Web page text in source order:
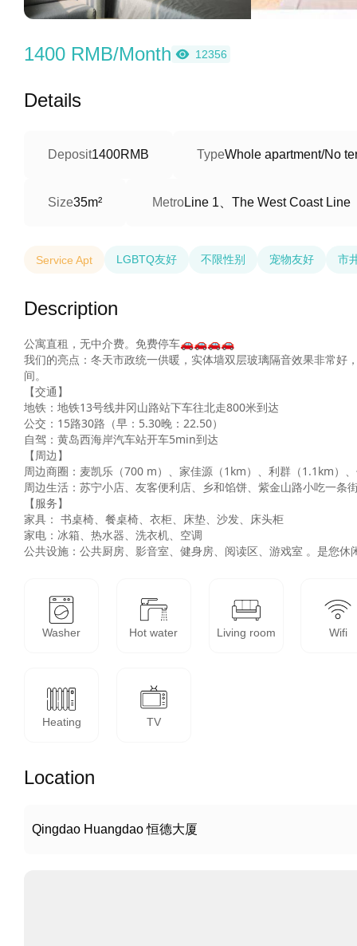
1400 RMB/Month 12356
Details
Deposit1400RMB TypeWhole apartment/No
Size35m² MetroLine 1、The West Coast Line
Service Apt LGBTQ友好 不限性别 宠物友好 市
Description
公寓直租，无中介费。免费停车🚗🚗🚗🚗
我们的亮点：冬天市政统一供暖，实体墙双层玻璃隔音效果非常
间。
【交通】
地铁：地铁13号线井冈山路站下车往北走800米到达
公交：15路30路（早：5.30晚：22.50）
自驾：黄岛西海岸汽车站开车5min到达
【周边】
周边商圈：麦凯乐（700 m）、家佳源（1km）、利群（1.1km）
周边生活：苏宁小店、友客便利店、乡和馅饼、紫金山路小吃一条
【服务】
家具： 书桌椅、餐桌椅、衣柜、床垫、沙发、床头柜
家电：冰箱、热水器、洗衣机、空调
公共设施：公共厨房、影音室、健身房、阅读区、游戏室 。是您
Washer Hot water Living room Wifi
Heating TV
Location
Qingdao Huangdao 恒德大厦